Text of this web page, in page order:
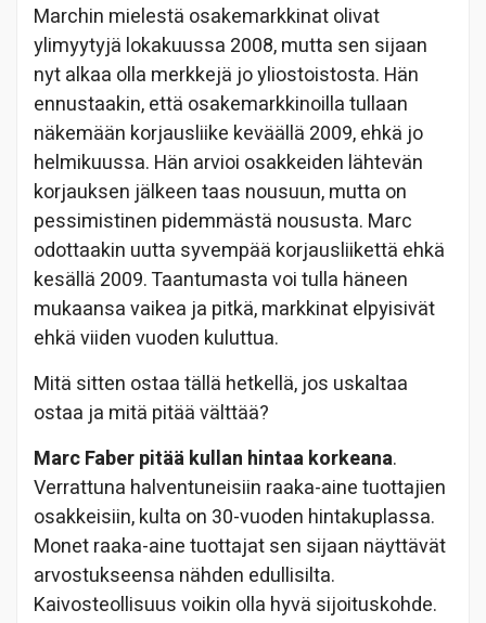
Marchin mielestä osakemarkkinat olivat
ylimyytyjä lokakuussa 2008, mutta sen sijaan
nyt alkaa olla merkkejä jo yliostoistosta. Hän
ennustaakin, että osakemarkkinoilla tullaan
näkemään korjausliike keväällä 2009, ehkä jo
helmikuussa. Hän arvioi osakkeiden lähtevän
korjauksen jälkeen taas nousuun, mutta on
pessimistinen pidemmästä noususta. Marc
odottaakin uutta syvempää korjausliikettä ehkä
kesällä 2009. Taantumasta voi tulla häneen
mukaansa vaikea ja pitkä, markkinat elpyisivät
ehkä viiden vuoden kuluttua.
Mitä sitten ostaa tällä hetkellä, jos uskaltaa
ostaa ja mitä pitää välttää?
Marc Faber pitää kullan hintaa korkeana.
Verrattuna halventuneisiin raaka-aine tuottajien
osakkeisiin, kulta on 30-vuoden hintakuplassa.
Monet raaka-aine tuottajat sen sijaan näyttävät
arvostukseensa nähden edullisilta.
Kaivosteollisuus voikin olla hyvä sijoituskohde.